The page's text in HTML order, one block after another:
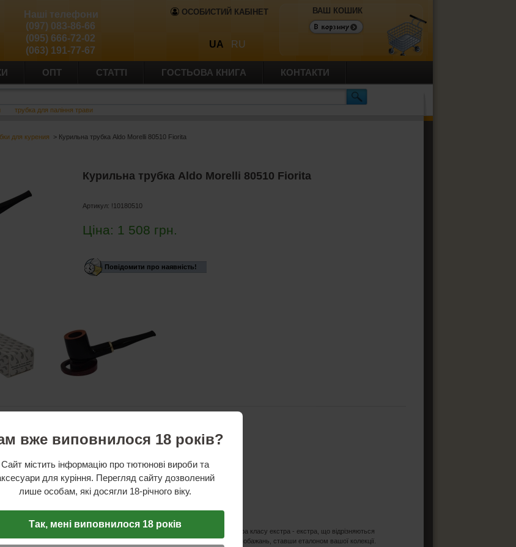
ОСОБИСТИЙ КАБІНЕТ
UA RU
Наші телефони
(097) 083-86-66
(095) 666-72-02
(063) 191-77-67
ВАШ КОШИК
ОПТ СТАТТІ ГОСТЬОВА КНИГА КОНТАКТИ
трубка для паління трави
для курения > Курильна трубка Aldo Morelli 80510 Fiorita
Курильна трубка Aldo Morelli 80510 Fiorita
Артикул: !10180510
Ціна: 1 508 грн.
Повідомити про наявність!
чорний
мм
чашки:18 мм
відома у всьому світі своїми чудовими пропозиціями – трубками з бріара класу екстра - екстра, що відрізняються
стильним виглядом. Пропонована модель здатна виправдати безліч ваших побажань, ставши еталоном вашої колекції.
вже виповнилося 18 років?
Сайт містить інформацію про тютюнові вироби та
для куріння. Перегляд сайту дозволений
лише особам, які досягли 18-річного віку.
Так, мені виповнилося 18 років